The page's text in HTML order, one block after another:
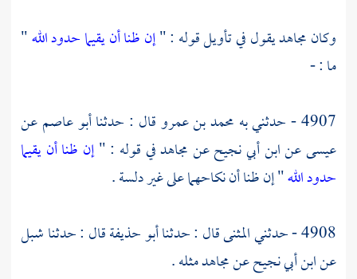
وكانمجاهديقول في تأويل قوله : "إن ظنا أن يقيما حدود الله"
ما : -
4907 - حدثني به
محمد بن عمروقال : حدثناأبو عاصمعن
عيسىعنابن أبي نجيحعنمجاهدفي قوله : "إن ظنا أن يقيما
حدود الله" إن ظنا أن نكاحهما على غير دلسة .
4908 - حدثني
المثنىقال : حدثناأبو حذيفةقال : حدثناشبل
عنابن أبي نجيحعنمجاهدمثله .